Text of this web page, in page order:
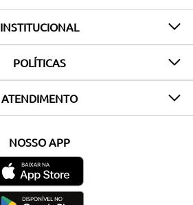
INSTITUCIONAL
POLÍTICAS
ATENDIMENTO
NOSSO APP